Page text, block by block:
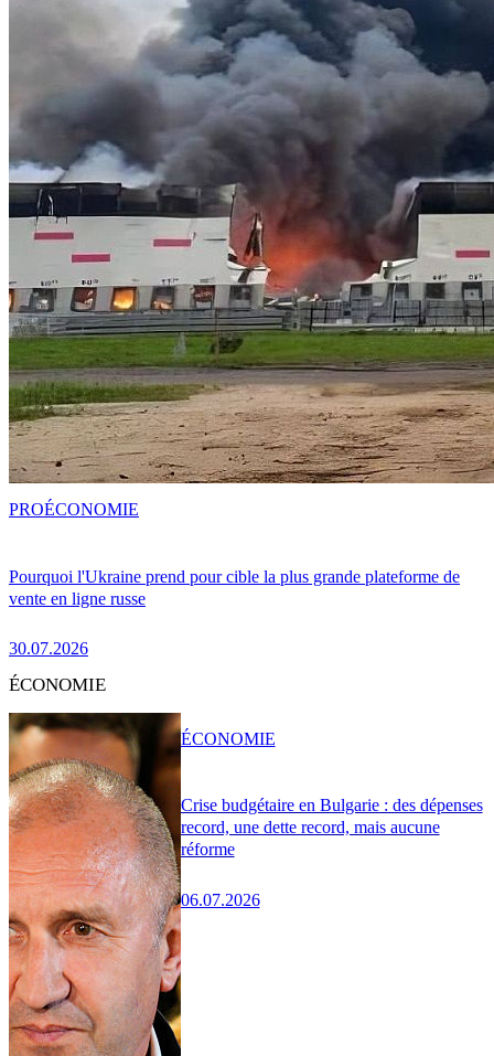
Pourquoi l'Ukraine prend pour cible la plus grande plateforme de
vente en ligne russe
30.07.2026
PROÉCONOMIE
ÉCONOMIE
Crise budgétaire en Bulgarie : des dépenses
record, une dette record, mais aucune
réforme
06.07.2026
ÉCONOMIE